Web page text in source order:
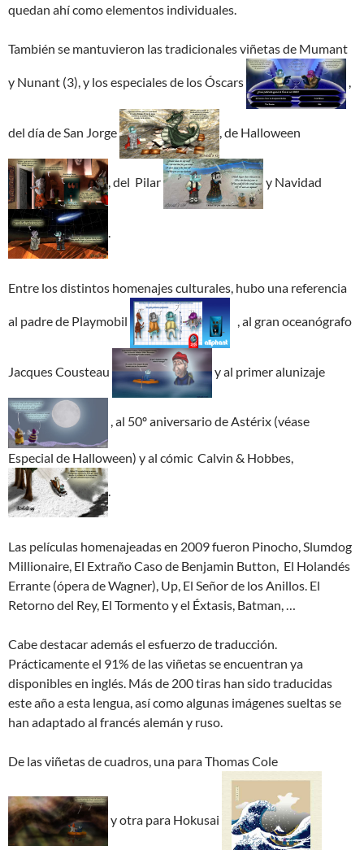
quedan ahí como elementos individuales.
También se mantuvieron las tradicionales viñetas de Mumant
y Nunant (3), y los especiales de los Óscars
del día de San Jorge , de Halloween
, del Pilar y Navidad
Entre los distintos homenajes culturales, hubo una referencia
al padre de Playmobil , al gran oceanógrafo
Jacques Cousteau y al primer alunizaje
, al 50º aniversario de Astérix (véase
Especial de Halloween) y al cómic Calvin & Hobbes,
Las películas homenajeadas en 2009 fueron Pinocho, Slumdog
Millionaire, El Extraño Caso de Benjamin Button, El Holandés
Errante (ópera de Wagner), Up, El Señor de los Anillos. El
Retorno del Rey, El Tormento y el Éxtasis, Batman, …
Cabe destacar además el esfuerzo de traducción.
Prácticamente el 91% de las viñetas se encuentran ya
disponibles en inglés. Más de 200 tiras han sido traducidas
este año a esta lengua, así como algunas imágenes sueltas se
han adaptado al francés alemán y ruso.
De las viñetas de cuadros, una para Thomas Cole
y otra para Hokusai